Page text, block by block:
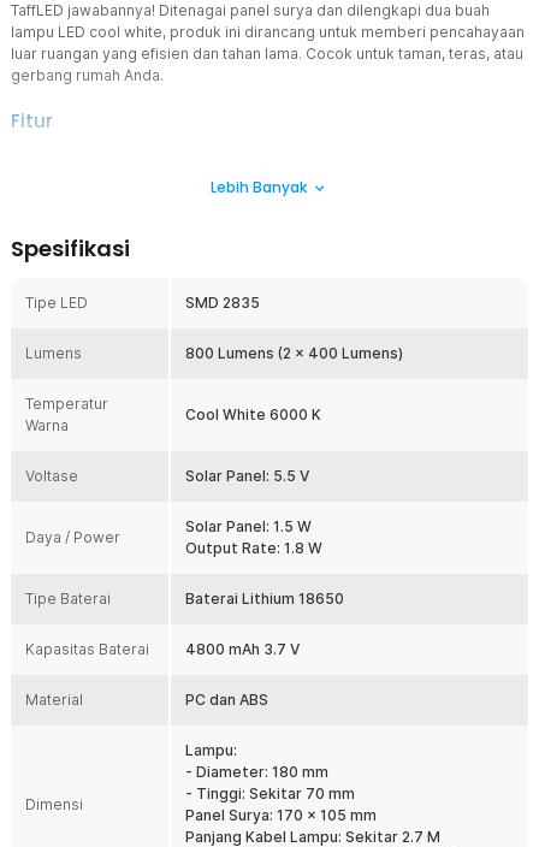
TaffLED jawabannya! Ditenagai panel surya dan dilengkapi dua buah
lampu LED cool white, produk ini dirancang untuk memberi pencahayaan
luar ruangan yang efisien dan tahan lama. Cocok untuk taman, teras, atau
gerbang rumah Anda.
Fitur
Dalam satu pembelian Anda langsung mendapatkan dua lampu
Tenaga Surya
surya yang akan mengisi baterai di siang hari. Cocok untuk Anda
kenyamanan.
Dirancang khusus untuk penggunaan luar ruangan, lampu ini
memiliki sertifikasi IP44 yang membuatnya tahan terhadap hujan
aman dan menyala dengan baik.
Ditenagai oleh baterai lithium 18650 berkapasitas besar, yaitu 4800
mAh, yang mampu menyimpan energi cukup untuk penggunaan
tanpa sering isi ulang.
Kelengkapan Produk
2 x TaffLED Lampu Gantung Hias Solar Power IP65 Cool White -
1 x Baterai CR2025
2 x Gantungan Lampu
Lebih Banyak
Spesifikasi
Tipe LED SMD 2835
Lumens 800 Lumens (2 x 400 Lumens)
Temperatur
Warna
Cool White 6000 K
Voltase Solar Panel: 5.5 V
Daya / Power
Solar Panel: 1.5 W
Output Rate: 1.8 W
Tipe Baterai Baterai Lithium 18650
Kapasitas Baterai 4800 mAh 3.7 V
Material PC dan ABS
Dimensi
Lampu:
- Diameter: 180 mm
- Tinggi: Sekitar 70 mm
Panel Surya: 170 x 105 mm
Panjang Kabel Lampu: Sekitar 2.7 M